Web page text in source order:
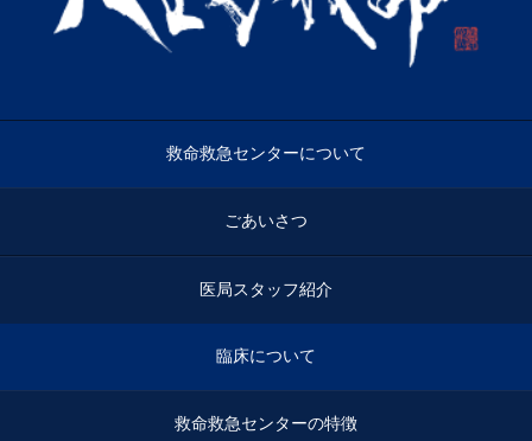
救命救急センターについて
ごあいさつ
医局スタッフ紹介
臨床について
救命救急センターの特徴